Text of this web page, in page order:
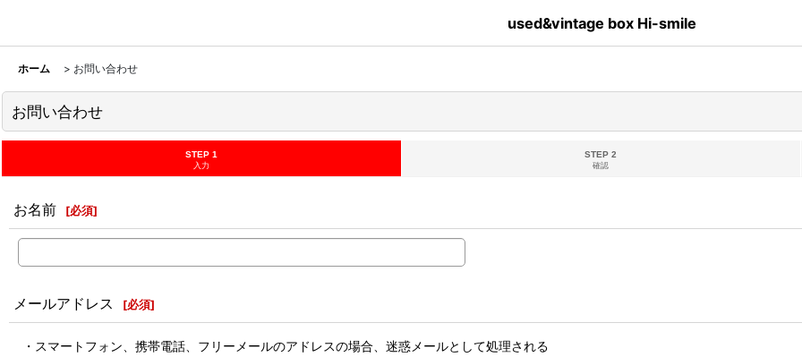
used&vintage box Hi-smile
ホーム > お問い合わせ
お問い合わせ
STEP 1
入力
STEP 2
確認
お名前 [必須]
メールアドレス [必須]
・スマートフォン、携帯電話、フリーメールのアドレスの場合、迷惑メールとして処理される